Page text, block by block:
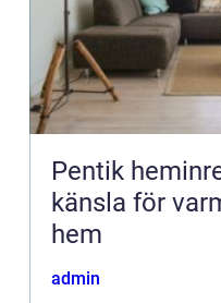
Pentik
känsla för
hem
admin